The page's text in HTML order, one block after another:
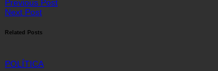
Previous Post
Next Post
Related Posts
POLÍTICA